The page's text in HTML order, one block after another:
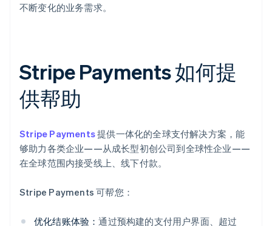
不断变化的业务需求。
Stripe Payments 如何提
供帮助
Stripe Payments提供一体化的全球支付解决方案，能
够助力各类企业——从成长型初创公司到全球性企业——
在全球范围内接受线上、线下付款。
Stripe Payments 可帮您：
优化结账体验：通过预构建的支付用户界面、超过